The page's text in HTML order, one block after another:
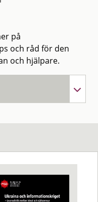
på
och råd för den
och hjälpare.